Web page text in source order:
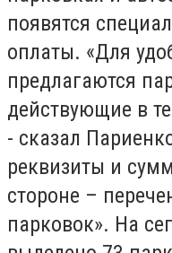
появятся
оплаты. «Для
предлагаются
действующие в
- сказал
реквизиты и
стороне –
парковок». На